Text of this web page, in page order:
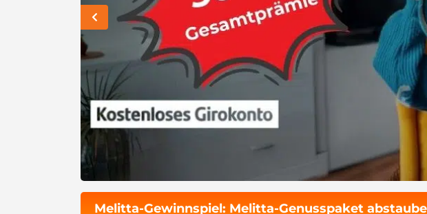
Melitta-Gewinnspiel: Melitta-Genusspaket